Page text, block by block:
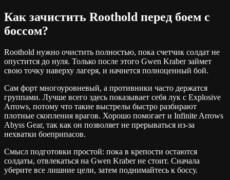
Как зачистить Roothold перед боем с
боссом?
Roothold нужно очистить полностью, пока счетчик солдат не
опустится до нуля. Только после этого Gwen Kraber займет
свою точку наверху лагеря, и начнется полноценный бой.
Сам форт многоуровневый, а противники часто держатся
группами. Лучше всего здесь показывает себя лук с Explosive
Arrows, потому что такие выстрелы быстро разбирают
плотные скопления врагов. Хорошо помогает и Infinite Arrows
Abyss Gear, так как он позволяет не прерываться из-за
нехватки боеприпасов.
Смысл подготовки простой: пока в крепости остаются
солдаты, отвлекаться на Gwen Kraber не стоит. Сначала
уберите все лишние цели, затем поднимайтесь к боссу.